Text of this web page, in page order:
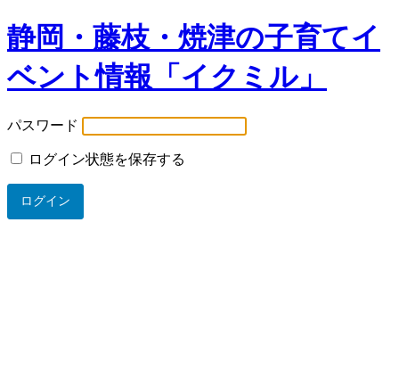
静岡・藤枝・焼津の子育てイ
ベント情報「イクミル」
パスワード
ログイン状態を保存する